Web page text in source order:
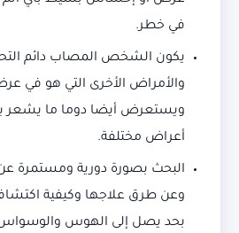
في خطر.
يكون الشخص المصاب دائم
والأمراض الأخرى التي هو في
ويستعرض أيضا دوما ما يشعر
أعراض مختلفة.
البحث بصورة دورية ومستمرة
وعن طرق علاجها وكيفية
بحد يصل إلى الهوس